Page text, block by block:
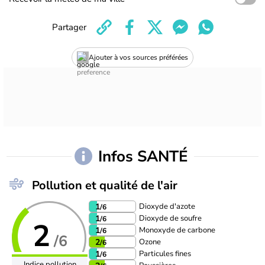
Ajouter à vos sources préférées
Partager
Infos SANTÉ
Pollution et qualité de l'air
2 /6
1/6 Dioxyde d'azote
1/6 Dioxyde de soufre
1/6 Monoxyde de carbone
2/6 Ozone
1/6 Particules fines